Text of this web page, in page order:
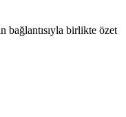
bağlantısıyla birlikte özet